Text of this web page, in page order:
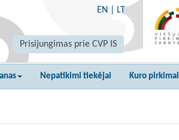
EN LT
Prisijungimas prie CVP IS
Nepatikimi tiekėjai Kuro pirkimai